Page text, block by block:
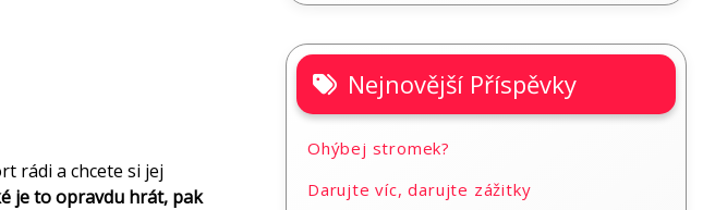
rádi a chcete si jej
je to opravdu hrát, pak
Nejnovější Příspěvky
Ohýbej stromek?
Darujte víc, darujte zážitky